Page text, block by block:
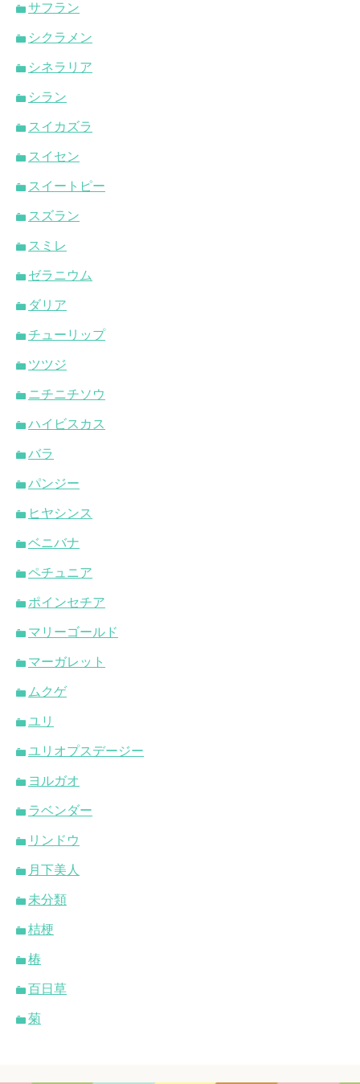
サフラン
シクラメン
シネラリア
シラン
スイカズラ
スイセン
スイートピー
スズラン
スミレ
ゼラニウム
ダリア
チューリップ
ツツジ
ニチニチソウ
ハイビスカス
バラ
パンジー
ヒヤシンス
ベニバナ
ペチュニア
ポインセチア
マリーゴールド
マーガレット
ムクゲ
ユリ
ユリオプスデージー
ヨルガオ
ラベンダー
リンドウ
月下美人
未分類
桔梗
椿
百日草
菊